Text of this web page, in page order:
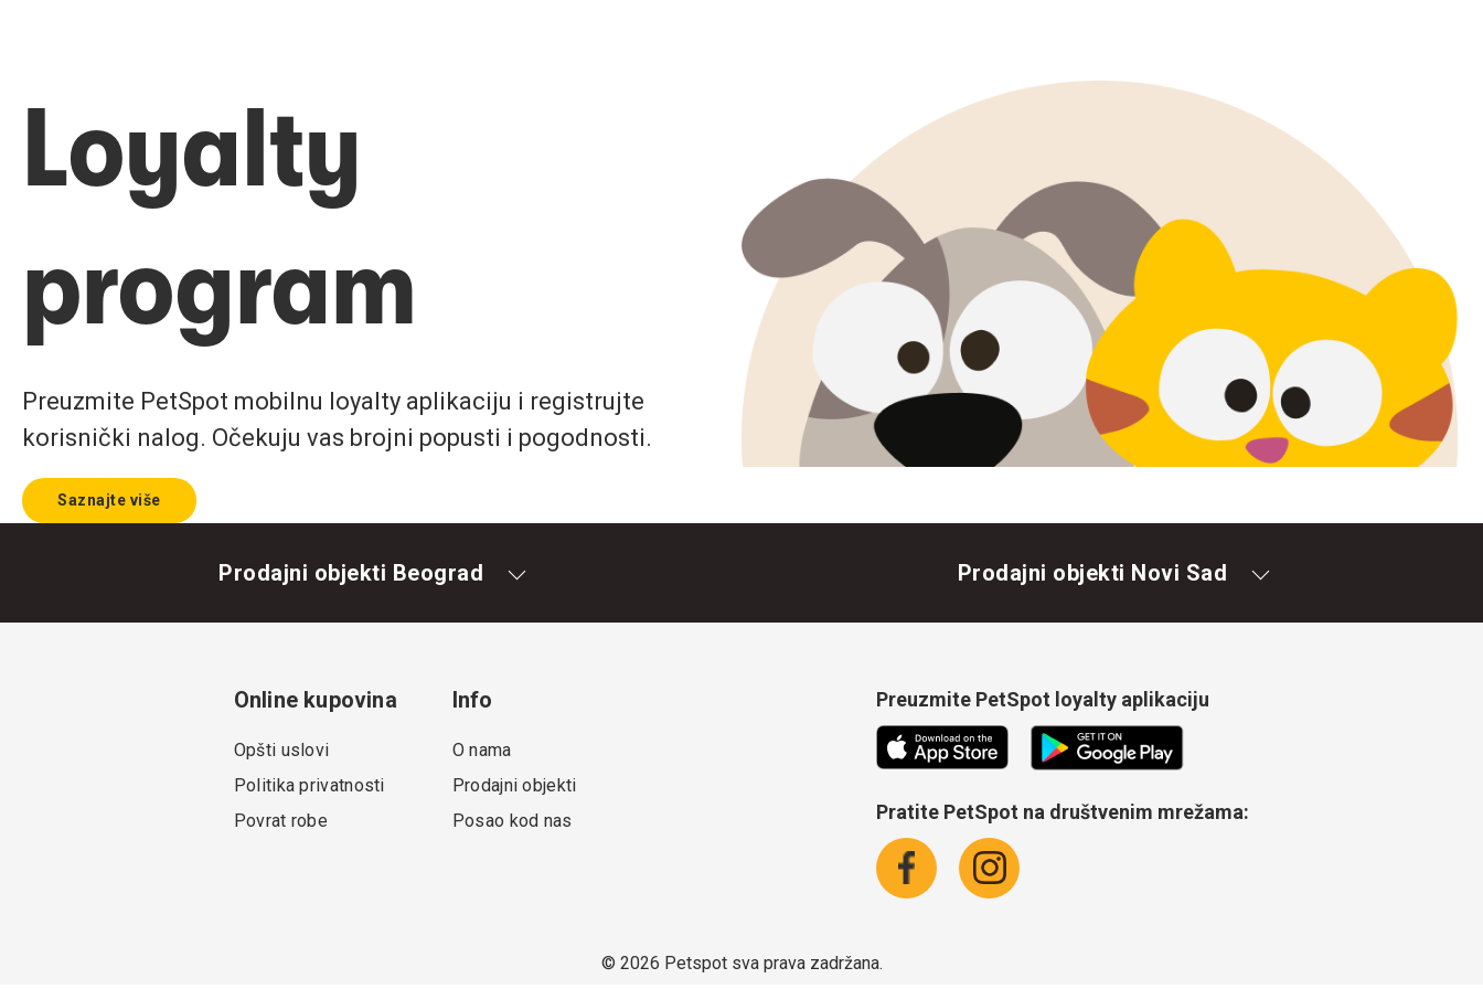
Loyalty
program
Preuzmite PetSpot mobilnu loyalty aplikaciju i registrujte
korisnički nalog. Očekuju vas brojni popusti i pogodnosti.
Saznajte više
Prodajni objekti Beograd Prodajni objekti Novi Sad
Online kupovina
Opšti uslovi
Politika privatnosti
Povrat robe
Info
O nama
Prodajni objekti
Posao kod nas
Preuzmite PetSpot loyalty aplikaciju
Pratite PetSpot na društvenim mrežama:
© 2026 Petspot sva prava zadržana.